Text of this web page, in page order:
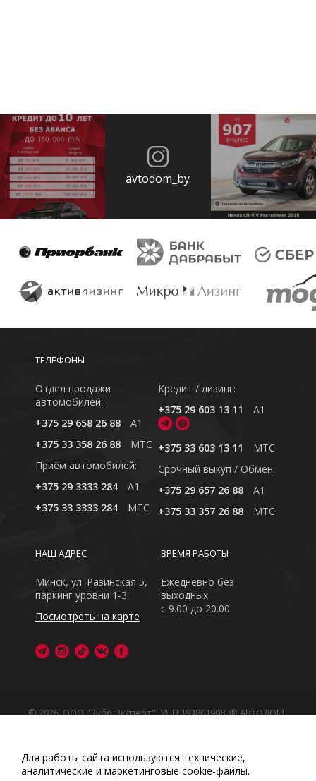
avtodom_by
ТЕЛЕФОНЫ
Отдел продажи
автомобилей:
+375 29 658 26 88
A1
+375 33 358 26 88
MTC
Приём автомобилей:
+375 29 3333 284
A1
+375 33 3333 284
MTC
Кредит / лизинг:
+375 29 603 13 11
A1
+375 33 603 13 11
MTC
Cрочный выкуп / Обмен:
+375 29 657 26 88
A1
+375 33 357 26 88
MTC
ВРЕМЯ РАБОТЫ
Ежедневно без
выходных
с 9.00 до 20.00
НАШ АДРЕС
Минск, ул. Разинская 5,
паркинг уровни 1-3
Посмотреть на карте
© 2026, ООО "Зубр Эксперт", УНП 193801908. ® АВТОДОМ
Обращаем Ваше внимание на то, что данный интернет-
сайт носит исключительно информационный характер
Любое использование либо копирование материалов
Для работы сайта используются технические,
аналитические и маркетинговые сооkіе-файлы.